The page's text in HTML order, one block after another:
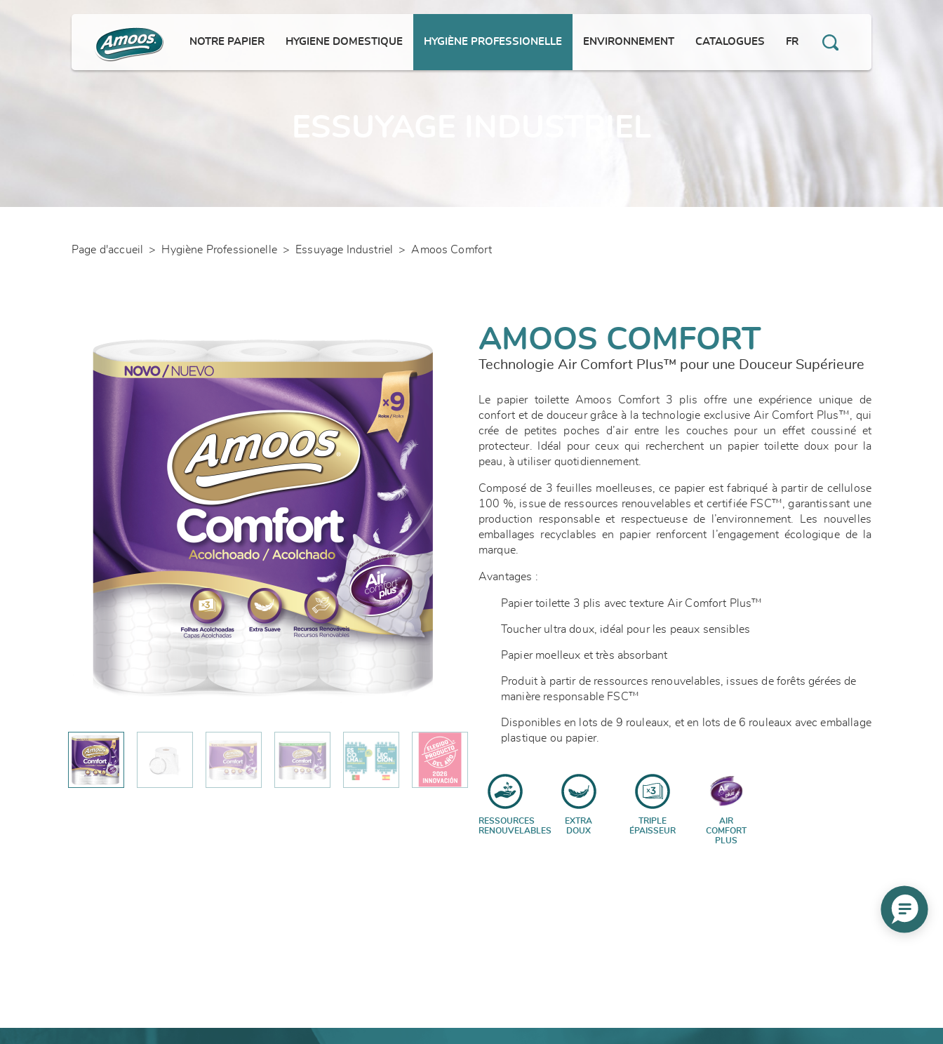
NOTRE PAPIER HYGIENE DOMESTIQUE HYGIÈNE PROFESSIONELLE ENVIRONNEMENT CATALOGUES FR
Page d'accueil > Hygiène Professionelle > Essuyage Industriel > Amoos Comfort
AMOOS COMFORT
Technologie Air Comfort Plus™ pour une Douceur Supérieure
Le papier toilette Amoos Comfort 3 plis offre une expérience unique de
confort et de douceur grâce à la technologie exclusive Air Comfort Plus™, qui
crée de petites poches d’air entre les couches pour un effet coussiné et
protecteur. Idéal pour ceux qui recherchent un papier toilette doux pour la
peau, à utiliser quotidiennement.
Composé de 3 feuilles moelleuses, ce papier est fabriqué à partir de cellulose
100 %, issue de ressources renouvelables et certifiée FSC™, garantissant une
production responsable et respectueuse de l’environnement. Les nouvelles
emballages recyclables en papier renforcent l’engagement écologique de la
marque.
Avantages :
Papier toilette 3 plis avec texture Air Comfort Plus™
Toucher ultra doux, idéal pour les peaux sensibles
Papier moelleux et très absorbant
Produit à partir de ressources renouvelables, issues de forêts gérées de
manière responsable FSC™
Disponibles en lots de 9 rouleaux, et en lots de 6 rouleaux avec emballage
plastique ou papier.
RESSOURCES
RENOUVELABLES
EXTRA
DOUX
TRIPLE
ÉPAISSEUR
AIR
COMFORT
PLUS